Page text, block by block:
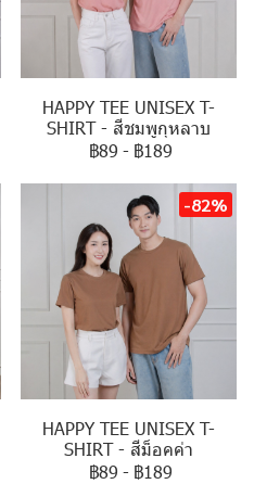
HAPPY TEE UNISEX T-
SHIRT - สีชมพูกุหลาบ
฿89 - ฿189
-82%
HAPPY TEE UNISEX T-
SHIRT - สีม็อคค่า
฿89 - ฿189